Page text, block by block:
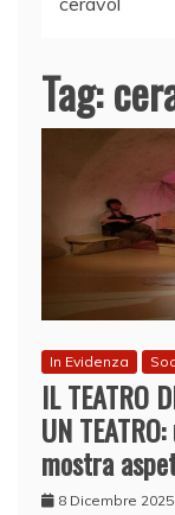
Tag:
In Evidenza
IL TEATRO
UN
mostra
8 Dicembre 2025